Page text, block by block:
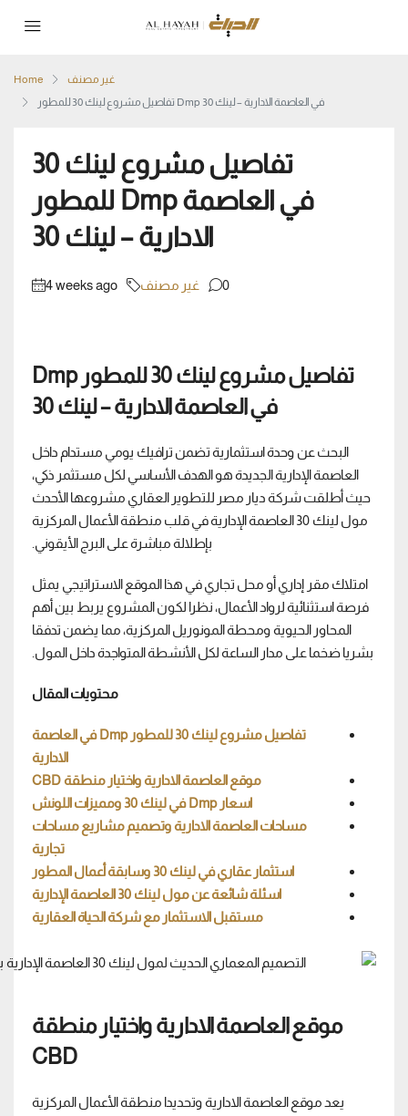
Home
غير مصنف
تفاصيل مشروع لينك 30 للمطور Dmp في العاصمة الادارية – لينك 30
تفاصيل مشروع لينك 30
للمطور Dmp في العاصمة
الادارية – لينك 30
4 weeks ago غير مصنف 0
تفاصيل مشروع لينك 30 للمطور Dmp
في العاصمة الادارية – لينك 30
البحث عن وحدة استثمارية تضمن ترافيك يومي مستدام داخل
العاصمة الإدارية الجديدة هو الهدف الأساسي لكل مستثمر ذكي،
حيث أطلقت شركة ديار مصر للتطوير العقاري مشروعها الأحدث
مول لينك 30 العاصمة الإدارية في قلب منطقة الأعمال المركزية
بإطلالة مباشرة على البرج الأيقوني.
امتلاك مقر إداري أو محل تجاري في هذا الموقع الاستراتيجي يمثل
فرصة استثنائية لرواد الأعمال، نظرا لكون المشروع يربط بين أهم
المحاور الحيوية ومحطة المونوريل المركزية، مما يضمن تدفقا
بشريا ضخما على مدار الساعة لكل الأنشطة المتواجدة داخل المول.
محتويات المقال
تفاصيل مشروع لينك 30 للمطور Dmp في العاصمة
الادارية
موقع العاصمة الادارية واختيار منطقة CBD
اسعار Dmp في لينك 30 ومميزات اللونش
مساحات العاصمة الادارية وتصميم مشاريع مساحات
تجارية
استثمار عقاري في لينك 30 وسابقة أعمال المطور
اسئلة شائعة عن مول لينك 30 العاصمة الإدارية
مستقبل الاستثمار مع شركة الحياة العقارية
موقع العاصمة الادارية واختيار منطقة
CBD
يعد موقع العاصمة الادارية وتحديدا منطقة الأعمال المركزية